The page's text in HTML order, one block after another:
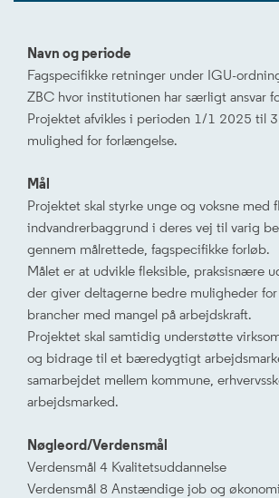
Navn og periode
Fagspecifikke retninger under IGU-
ZBC hvor institutionen har særligt ansvar
Projektet afvikles i perioden 1/1 2025 til
mulighed for forlængelse.
Mål
Projektet skal styrke unge og voksne med
indvandrerbaggrund i deres vej til varig
gennem målrettede, fagspecifikke forløb.
Målet er at udvikle fleksible, praksisnære
der giver deltagerne bedre muligheder
brancher med mangel på arbejdskraft.
Projektet skal samtidig understøtte
og bidrage til et bæredygtigt
samarbejdet mellem kommune,
arbejdsmarked.
Nøgleord/Verdensmål
Verdensmål 4 Kvalitetsuddannelse
Verdensmål 8 Anstændige job og